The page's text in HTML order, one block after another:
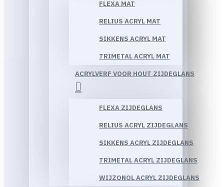
FLEXA MAT
RELIUS ACRYL MAT
SIKKENS ACRYL MAT
TRIMETAL ACRYL MAT
ACRYLVERF VOOR HOUT ZIJDEGLANS
FLEXA ZIJDEGLANS
RELIUS ACRYL ZIJDEGLANS
SIKKENS ACRYL ZIJDEGLANS
TRIMETAL ACRYL ZIJDEGLANS
WIJZONOL ACRYL ZIJDEGLANS